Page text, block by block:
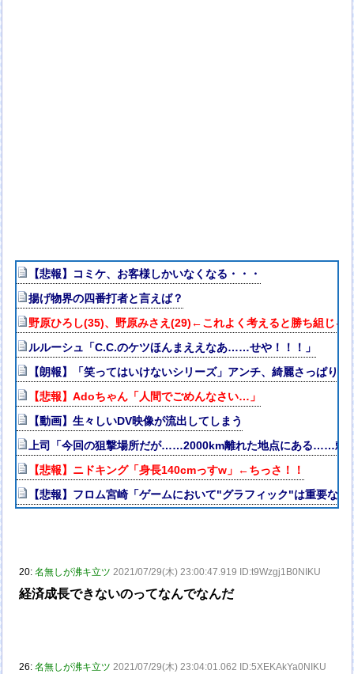
【悲報】コミケ、お客様しかいなくなる・・・
揚げ物界の四番打者と言えば？
野原ひろし(35)、野原みさえ(29)←これよく考えると勝ち組じゃ
ルルーシュ「C.C.のケツほんまええなあ……せや！！！」
【朗報】「笑ってはいけないシリーズ」アンチ、綺麗さっぱり消
【悲報】Adoちゃん「人間でごめんなさい…」
【動画】生々しいDV映像が流出してしまう
上司「今回の狙撃場所だが……2000km離れた地点にある……頼
【悲報】ニドキング「身長140cmっすw」←ちっさ！！
【悲報】フロム宮崎「ゲームにおいて"グラフィック"は重要な要
20:名無しが沸キ立ツ 2021/07/29(木) 23:00:47.919 ID:t9Wzgj1B0NIKU
経済成長できないのってなんでなんだ
26:名無しが沸キ立ツ 2021/07/29(木) 23:04:01.062 ID:5XEKAkYa0NIKU